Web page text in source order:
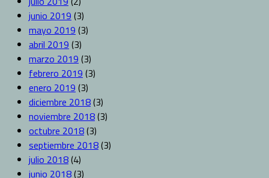
junio 2019 (3)
mayo 2019 (3)
abril 2019 (3)
marzo 2019 (3)
febrero 2019 (3)
enero 2019 (3)
diciembre 2018(3)
noviembre 2018(3)
octubre 2018(3)
septiembre 2018(3)
julio 2018(4)
junio 2018(3)